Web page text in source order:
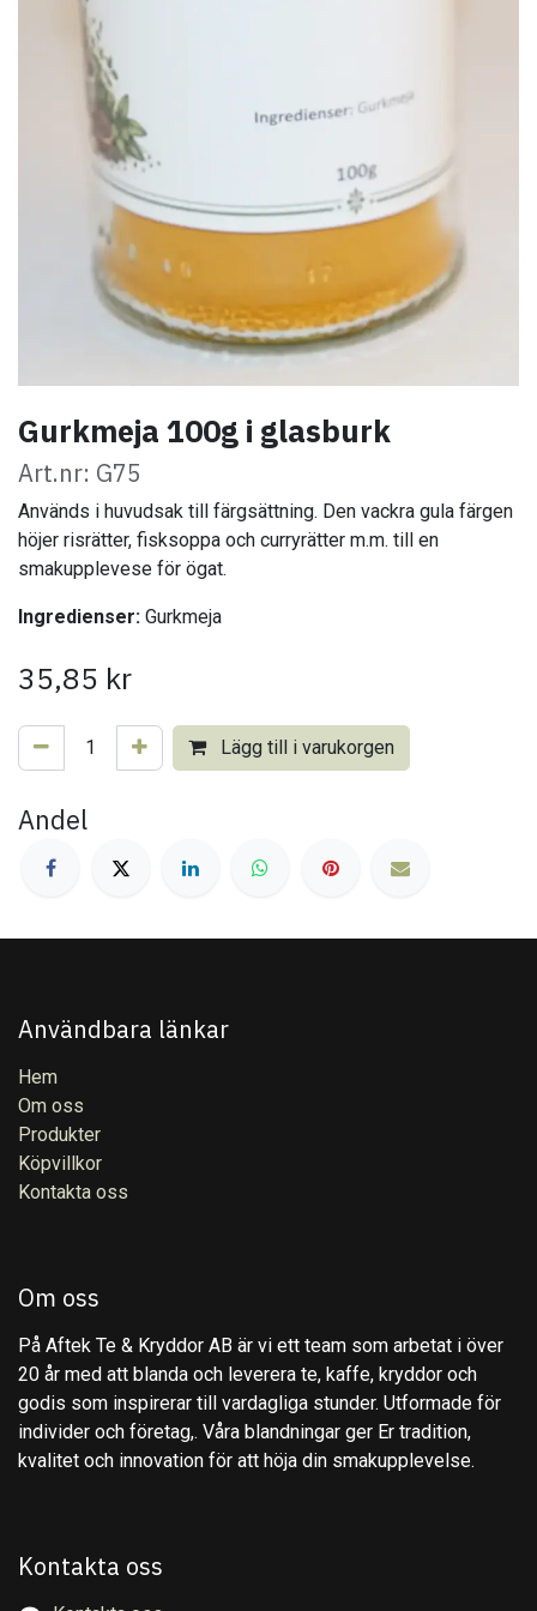
Gurkmeja 100g i glasburk
Art.nr: G75
Används i huvudsak till färgsättning. Den vackra gula färgen
höjer risrätter, fisksoppa och curryrätter m.m. till en
smakupplevese för ögat.
Ingredienser: Gurkmeja
35,85 kr
Lägg till i varukorgen
Andel
Användbara länkar
Hem
Om oss
Produkter
Köpvillkor
Kontakta oss
Om oss
På Aftek Te & Kryddor AB är vi ett team som arbetat i över
20 år med att blanda och leverera te, kaffe, kryddor och
godis som inspirerar till vardagliga stunder. Utformade för
individer och företag,. Våra blandningar ger Er tradition,
kvalitet och innovation för att höja din smakupplevelse.
Kontakta oss